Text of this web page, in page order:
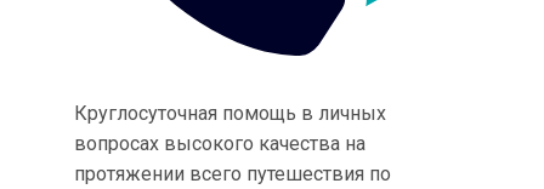
Круглосуточная помощь в личных
вопросах высокого качества на
протяжении всего путешествия по